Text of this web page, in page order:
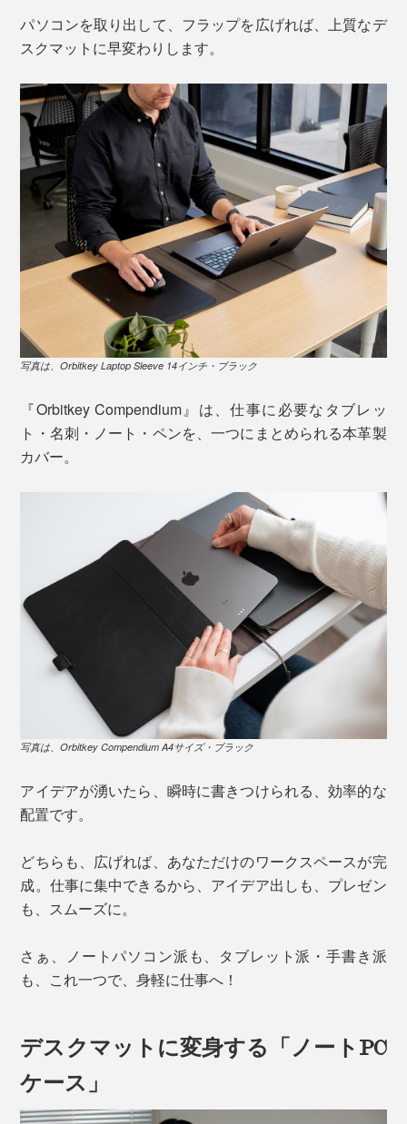
パソコンを取り出して、フラップを広げれば、上質なデ
スクマットに早変わりします。
写真は、Orbitkey Laptop Sleeve 14インチ・ブラック
『Orbitkey Compendium』は、仕事に必要なタブレッ
ト・名刺・ノート・ペンを、一つにまとめられる本革製
カバー。
写真は、Orbitkey Compendium A4サイズ・ブラック
アイデアが湧いたら、瞬時に書きつけられる、効率的な
配置です。
どちらも、広げれば、あなただけのワークスペースが完
成。仕事に集中できるから、アイデア出しも、プレゼン
も、スムーズに。
さぁ、ノートパソコン派も、タブレット派・手書き派
も、これ一つで、身軽に仕事へ！
デスクマットに変身する「ノートPC
ケース」